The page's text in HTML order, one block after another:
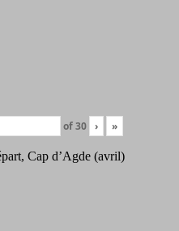
of30 › »
Cap d’Agde (avril)